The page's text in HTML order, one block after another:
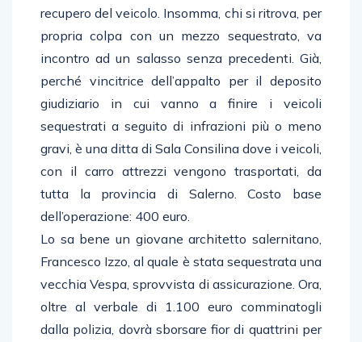
recupero del veicolo. Insomma, chi si ritrova, per
propria colpa con un mezzo sequestrato, va
incontro ad un salasso senza precedenti. Già,
perché vincitrice dell’appalto per il deposito
giudiziario in cui vanno a finire i veicoli
sequestrati a seguito di infrazioni più o meno
gravi, è una ditta di Sala Consilina dove i veicoli,
con il carro attrezzi vengono trasportati, da
tutta la provincia di Salerno. Costo base
dell’operazione: 400 euro.
Lo sa bene un giovane architetto salernitano,
Francesco Izzo, al quale è stata sequestrata una
vecchia Vespa, sprovvista di assicurazione. Ora,
oltre al verbale di 1.100 euro comminatogli
dalla polizia, dovrà sborsare fior di quattrini per